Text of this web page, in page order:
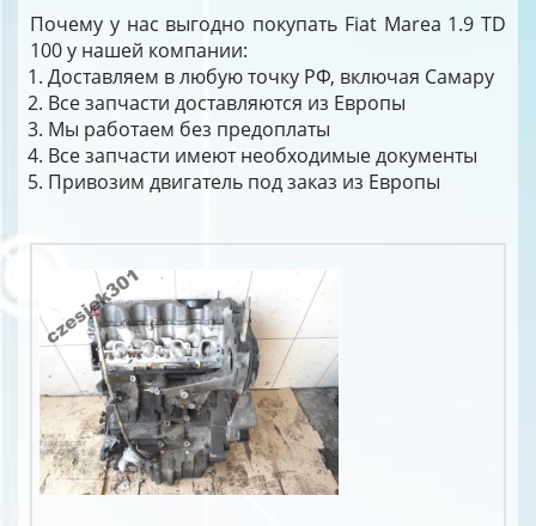
Почему у нас выгодно покупать Fiat Marea 1.9 TD
100 у нашей компании:
Доставляем в любую точку РФ, включая Самару
Все запчасти доставляются из Европы
Мы работаем без предоплаты
Все запчасти имеют необходимые документы
Привозим двигатель под заказ из Европы